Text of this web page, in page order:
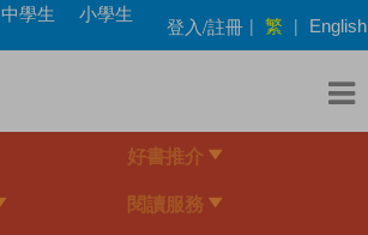
中學生
小學生
登入/註冊 | 繁 | English
好書推介
閱讀服務